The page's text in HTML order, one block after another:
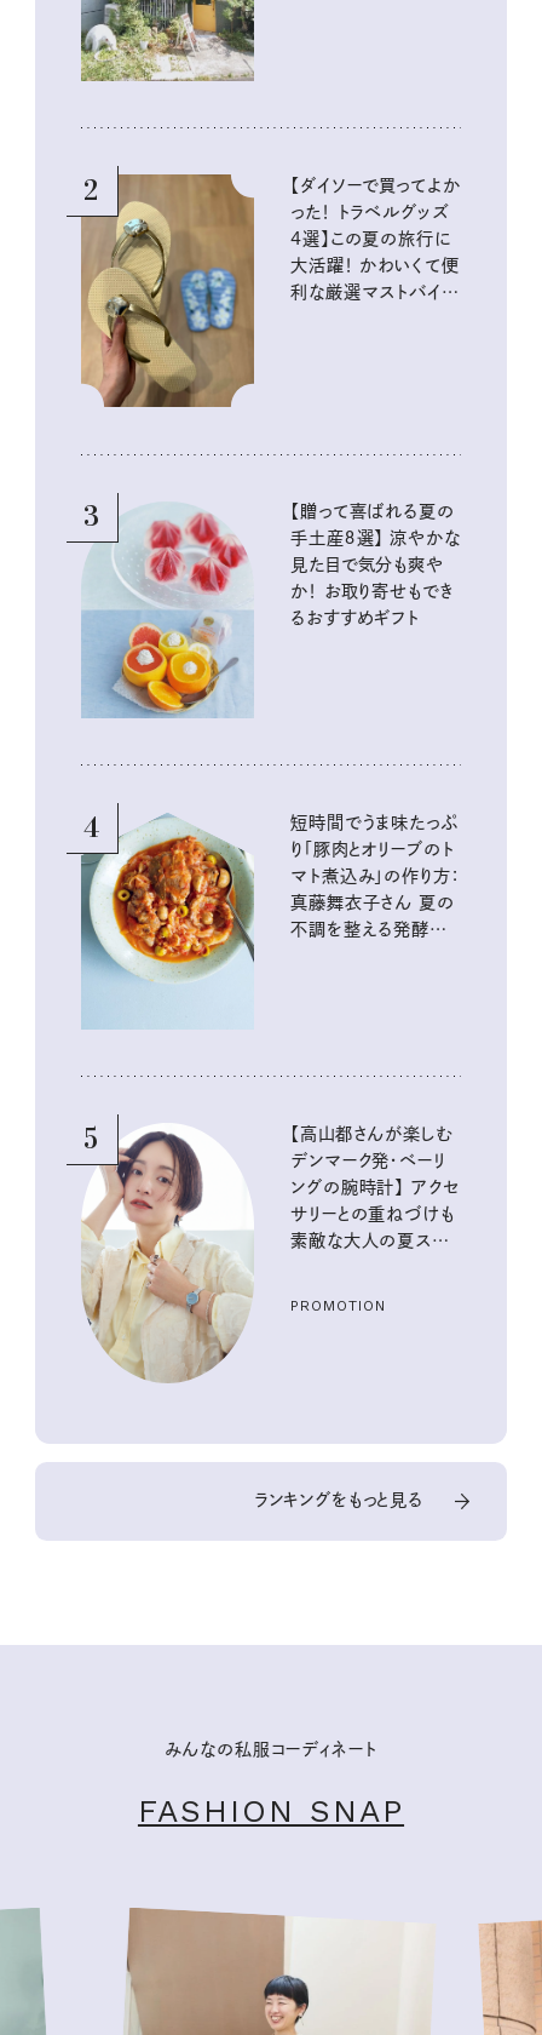
2
【ダイソーで買ってよか
った！ トラベルグッズ
4選】この夏の旅行に
大活躍！ かわいくて便
利な厳選マストバイア
3
【贈って喜ばれる夏の
手土産８選】 涼やかな
見た目で気分も爽や
か！ お取り寄せもでき
るおすすめギフト
4
短時間でうま味たっぷ
り「豚肉とオリーブのト
マト煮込み」の作り方：
真藤舞衣子さん 夏の
不調を整える発酵レ
5
【高山都さんが楽しむ
デンマーク発・ベーリ
ングの腕時計】 アクセ
サリーとの重ねづけも
素敵な大人の夏スタイ
PROMOTION
ランキングをもっと見る
みんなの私服コーディネート
FASHION SNAP